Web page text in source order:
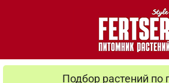
Подбор растений по